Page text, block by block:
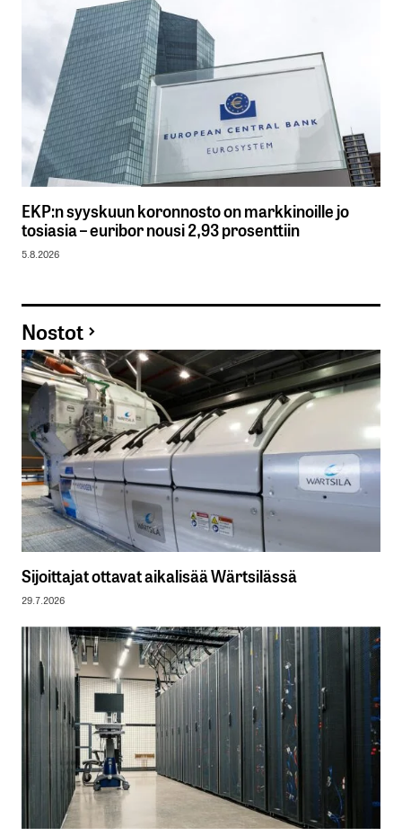
EKP:n syyskuun koronnosto on markkinoille jo
tosiasia – euribor nousi 2,93 prosenttiin
5.8.2026
Nostot
Sijoittajat ottavat aikalisää Wärtsilässä
29.7.2026